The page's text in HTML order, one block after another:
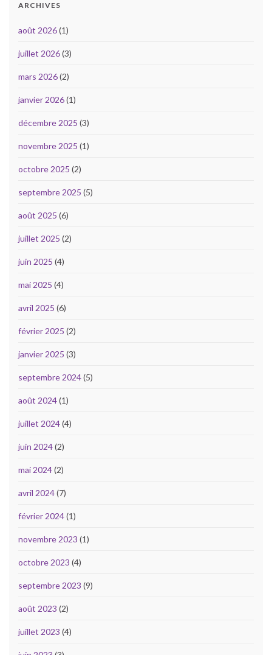
ARCHIVES
août 2026(1)
juillet 2026(3)
mars 2026(2)
janvier 2026(1)
décembre 2025 (3)
novembre 2025 (1)
octobre 2025 (2)
septembre 2025 (5)
août 2025 (6)
juillet 2025 (2)
juin 2025 (4)
mai 2025 (4)
avril 2025 (6)
février 2025 (2)
janvier 2025 (3)
septembre 2024(5)
août 2024(1)
juillet 2024(4)
juin 2024(2)
mai 2024(2)
avril 2024(7)
février 2024(1)
novembre 2023 (1)
octobre 2023 (4)
septembre 2023 (9)
août 2023 (2)
juillet 2023 (4)